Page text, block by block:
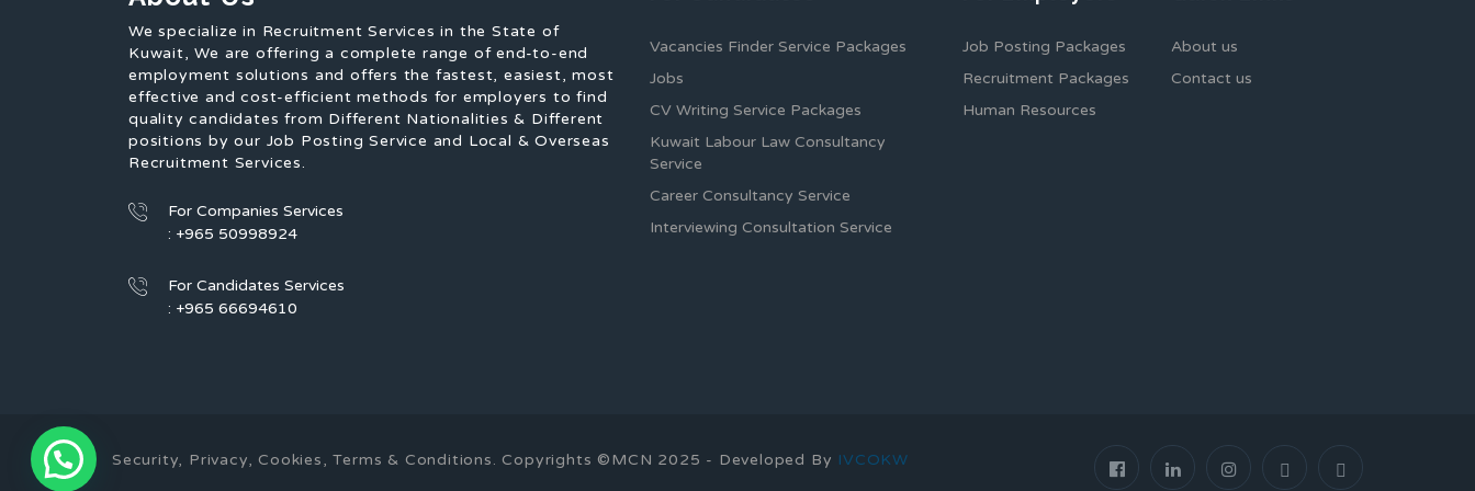
We specialize in Recruitment Services in the State of
Kuwait, We are offering a complete range of end-to-end
employment solutions and offers the fastest, easiest, most
effective and cost-efficient methods for employers to find
quality candidates from Different Nationalities & Different
positions by our Job Posting Service and Local & Overseas
Recruitment Services.
For Companies Services
: +965 50998924
For Candidates Services
: +965 66694610
Vacancies Finder Service Packages
Jobs
CV Writing Service Packages
Kuwait Labour Law Consultancy
Service
Career Consultancy Service
Interviewing Consultation Service
Job Posting Packages
Recruitment Packages
Human Resources
About us
Contact us
Security, Privacy, Cookies, Terms & Conditions. Copyrights ©MCN 2025 - Developed By IVCOKW